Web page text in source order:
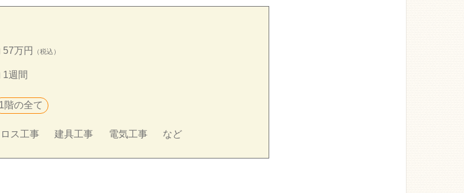
57万円 （税込）
1週間
1階の全て
ロス工事 建具工事 電気工事 など